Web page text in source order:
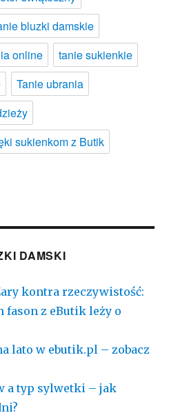
bluzki damskie
online
tanie sukienkie
Tanie ubrania
sukienkom z Butik
DAMSKI
kontra rzeczywistość:
fason z eButik leży o
lato w ebutik.pl – zobacz
a typ sylwetki – jak